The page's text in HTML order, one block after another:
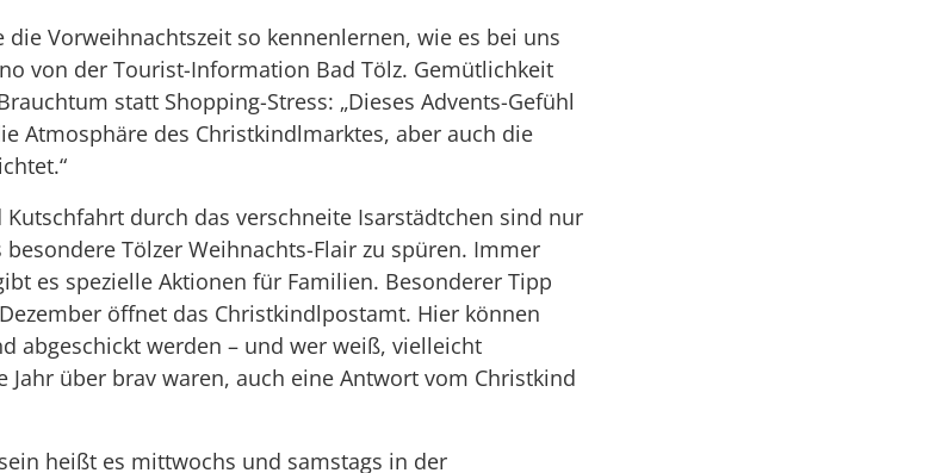
die Vorweihnachtszeit so kennenlernen, wie es bei uns
von der Tourist-Information Bad Tölz. Gemütlichkeit
statt Shopping-Stress: „Dieses Advents-Gefühl
Atmosphäre des Christkindlmarktes, aber auch die
durch das verschneite Isarstädtchen sind nur
Tölzer Weihnachts-Flair zu spüren. Immer
es spezielle Aktionen für Familien. Besonderer Tipp
öffnet das Christkindlpostamt. Hier können
abgeschickt werden – und wer weiß, vielleicht
Jahr über brav waren, auch eine Antwort vom Christkind
heißt es mittwochs und samstags in der